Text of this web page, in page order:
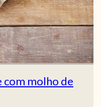
com molho de